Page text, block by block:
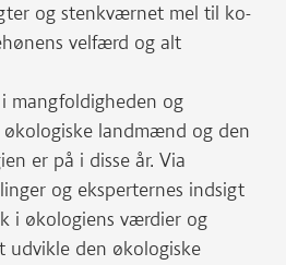
og stenkværnet mel til ko-
velfærd og alt
mangfoldigheden og
landmænd og den
er på i disse år. Via
og eksperternes indsigt
i økologiens værdier og
udvikle den økologiske